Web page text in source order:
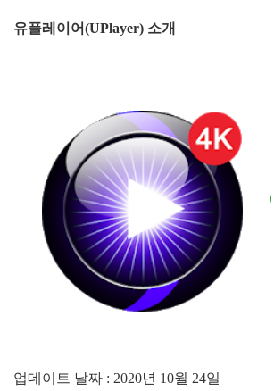
유플레이어(UPlayer) 소개
업데이트 날짜 : 2020년 10월 24일